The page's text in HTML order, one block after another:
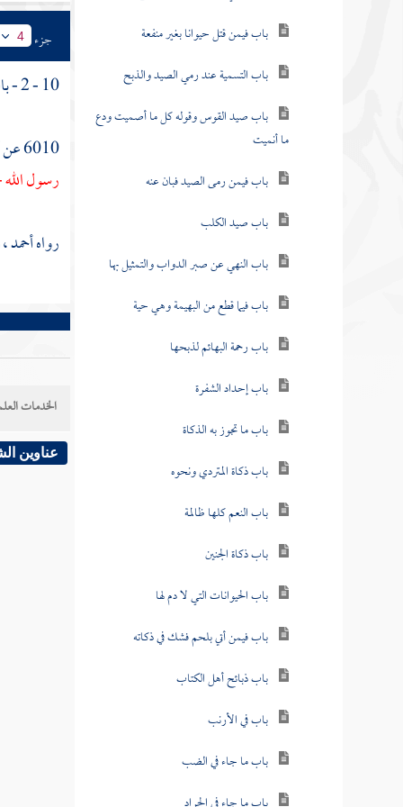
باب فيمن قتل حيوانا بغير منفعة
باب التسمية عند رمي الصيد والذبح
باب صيد القوس وقوله كل ما أصميت ودع
ما أنميت
باب فيمن رمى الصيد فبان عنه
باب صيد الكلب
باب النهي عن صبر الدواب والتمثيل بها
باب فيما قطع من البهيمة وهي حية
باب رحمة البهائم لذبحها
باب إحداد الشفرة
باب ما تجوز به الذكاة
باب ذكاة المتردي ونحوه
باب النعم كلها ظالمة
باب ذكاة الجنين
باب الحيوانات التي لا دم لها
باب فيمن أتي بلحم فشك في ذكاته
باب ذبائح أهل الكتاب
باب في الأرنب
باب ما جاء في الضب
جزء 4
10 - 2 - باب ما جاء في الخذف .
6010 عن
رسول
رواهأحمد
الخدمات
عناوين